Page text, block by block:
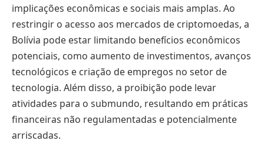
implicações econômicas e sociais mais amplas. Ao
restringir o acesso aos mercados de criptomoedas, a
Bolívia pode estar limitando benefícios econômicos
potenciais, como aumento de investimentos, avanços
tecnológicos e criação de empregos no setor de
tecnologia. Além disso, a proibição pode levar
atividades para o submundo, resultando em práticas
financeiras não regulamentadas e potencialmente
arriscadas.